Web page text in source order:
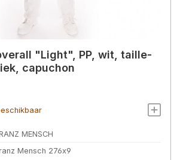
"Light", PP, wit, taille-
capuchon
MENSCH
Mensch 276x9